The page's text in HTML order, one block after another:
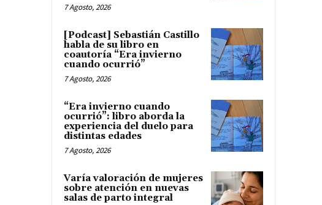
7 Agosto, 2026
[Podcast] Sebastián Castillo
habla de su libro en
coautoría “Era invierno
cuando ocurrió”
7 Agosto, 2026
“Era invierno cuando
ocurrió”: libro aborda la
experiencia del duelo para
distintas edades
7 Agosto, 2026
Varía valoración de mujeres
sobre atención en nuevas
salas de parto integral